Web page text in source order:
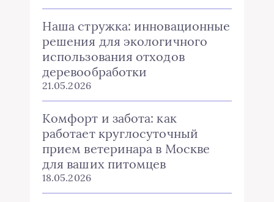
Наша стружка: инновационные
решения для экологичного
использования отходов
деревообработки
21.05.2026
Комфорт и забота: как
работает круглосуточный
прием ветеринара в Москве
для ваших питомцев
18.05.2026